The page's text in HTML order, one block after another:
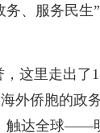
务、服务民
里走出了
外侨胞的政
达全球——